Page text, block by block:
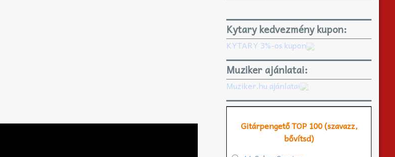
Kytary kedvezmény kupon:
KYTARY 3%-os kupon
Muziker ajánlatai:
Muziker.hu ajánlatai
Gitárpengető TOP 100 (szavazz,
bővítsd)